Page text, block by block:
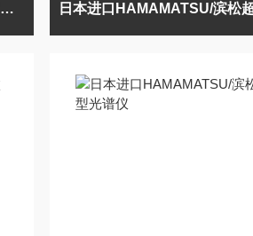
HAMAMATSU/滨松指尖大小的超紧凑光谱仪探头